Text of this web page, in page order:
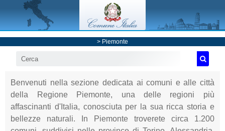
> Piemonte
Benvenuti nella sezione dedicata ai comuni e alle città
della Regione Piemonte, una delle regioni più
affascinanti d'Italia, conosciuta per la sua ricca storia e
bellezze naturali. In Piemonte troverete circa 1.200